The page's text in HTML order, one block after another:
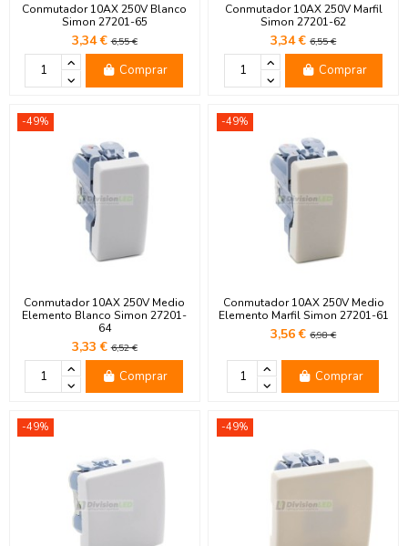
Conmutador 10AX 250V Blanco
Simon 27201-65
3,34 €6,55 €
Comprar
Conmutador 10AX 250V Marfil
Simon 27201-62
3,34 €6,55 €
Comprar
-49%
Conmutador 10AX 250V Medio
Elemento Blanco Simon 27201-
64
3,33 €6,52 €
Comprar
-49%
Conmutador 10AX 250V Medio
Elemento Marfil Simon 27201-61
3,56 €6,98 €
Comprar
-49% -49%